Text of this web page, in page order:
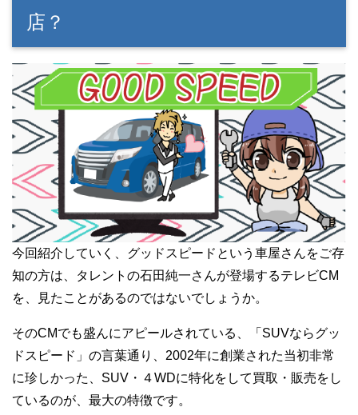
店？
今回紹介していく、グッドスピードという車屋さんをご存
知の方は、タレントの石田純一さんが登場するテレビCM
を、見たことがあるのではないでしょうか。
そのCMでも盛んにアピールされている、「SUVならグッ
ドスピード」の言葉通り、2002年に創業された当初非常
に珍しかった、SUV・４WDに特化をして買取・販売をし
ているのが、最大の特徴です。